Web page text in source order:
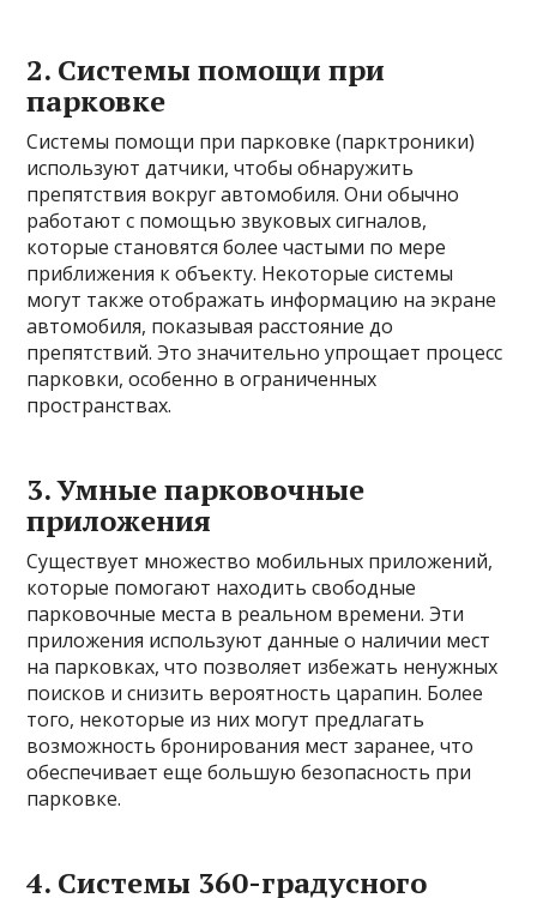
2. Системы помощи при
парковке
Системы помощи при парковке (парктроники)
используют датчики, чтобы обнаружить
препятствия вокруг автомобиля. Они обычно
работают с помощью звуковых сигналов,
которые становятся более частыми по мере
приближения к объекту. Некоторые системы
могут также отображать информацию на экране
автомобиля, показывая расстояние до
препятствий. Это значительно упрощает процесс
парковки, особенно в ограниченных
пространствах.
3. Умные парковочные
приложения
Существует множество мобильных приложений,
которые помогают находить свободные
парковочные места в реальном времени. Эти
приложения используют данные о наличии мест
на парковках, что позволяет избежать ненужных
поисков и снизить вероятность царапин. Более
того, некоторые из них могут предлагать
возможность бронирования мест заранее, что
обеспечивает еще большую безопасность при
парковке.
4. Системы 360-градусного